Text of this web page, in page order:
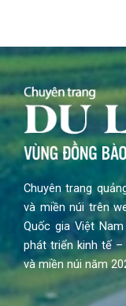
Chuyên trang
và miền núi trên
Quốc gia Việt
phát triển kinh tế
và miền núi năm